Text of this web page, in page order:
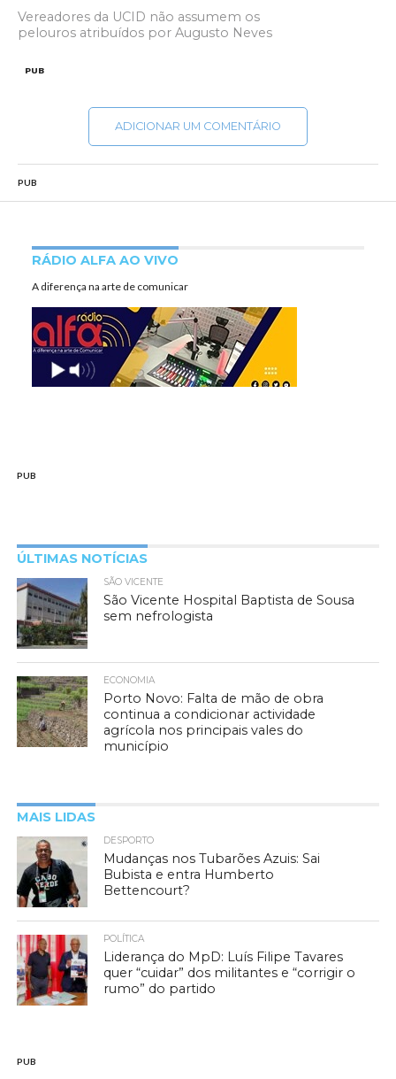
Vereadores da UCID não assumem os
pelouros atribuídos por Augusto Neves
PUB
ADICIONAR UM COMENTÁRIO
PUB
RÁDIO ALFA AO VIVO
A diferença na arte de comunicar
PUB
ÚLTIMAS NOTÍCIAS
SÃO VICENTE
São Vicente Hospital Baptista de Sousa
sem nefrologista
ECONOMIA
Porto Novo: Falta de mão de obra
continua a condicionar actividade
agrícola nos principais vales do
município
MAIS LIDAS
DESPORTO
Mudanças nos Tubarões Azuis: Sai
Bubista e entra Humberto
Bettencourt?
POLÍTICA
Liderança do MpD: Luís Filipe Tavares
quer “cuidar” dos militantes e “corrigir o
rumo” do partido
PUB